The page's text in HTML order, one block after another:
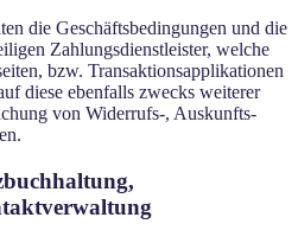
die Geschäftsbedingungen und die
Zahlungsdienstleister, welche
bzw. Transaktionsapplikationen
diese ebenfalls zwecks weiterer
von Widerrufs-, Auskunfts-